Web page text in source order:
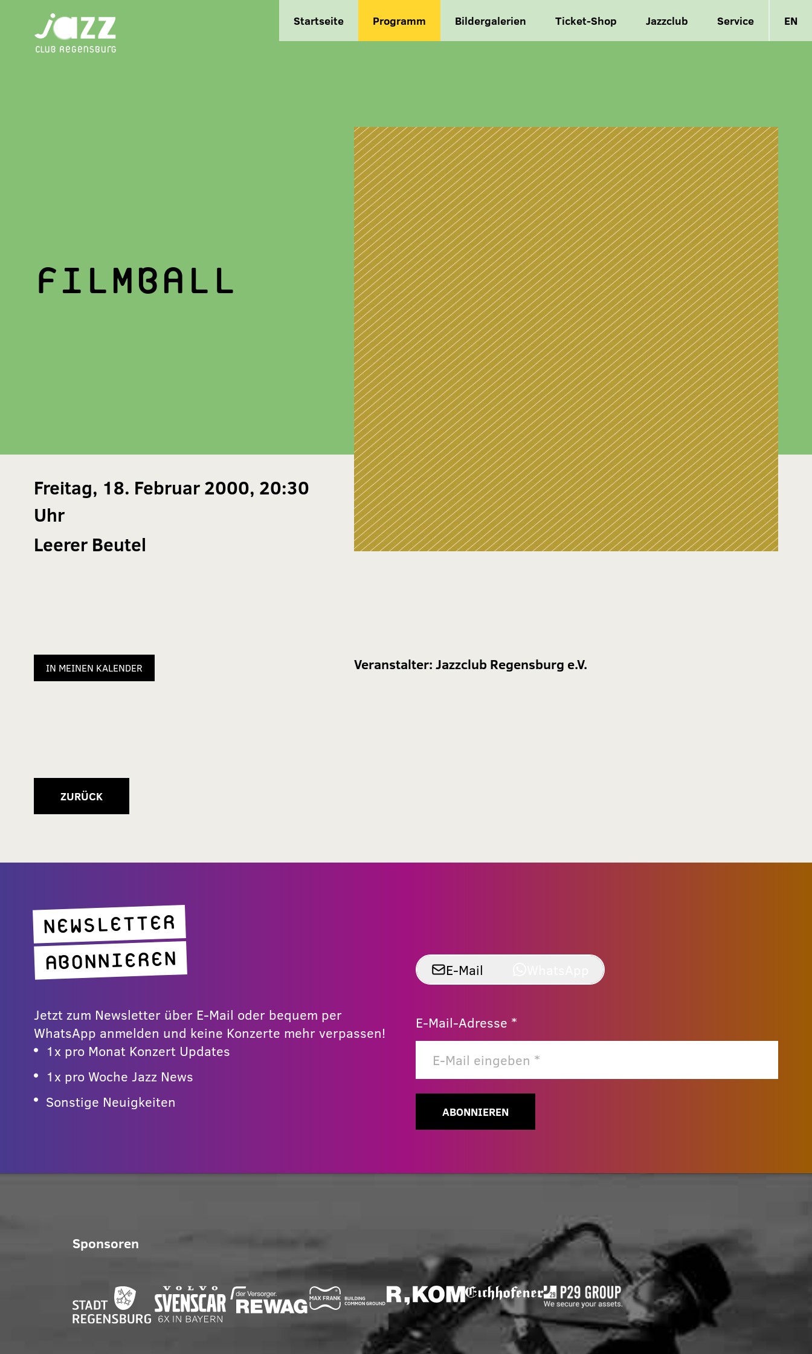
Startseite Programm Bildergalerien Ticket-Shop Jazzclub Service EN
FILMBALL
Freitag, 18. Februar 2000, 20:30
Uhr
Leerer Beutel
IN MEINEN KALENDER Veranstalter: Jazzclub Regensburg e.V.
ZURÜCK
NEWSLETTER
ABONNIEREN
Jetzt zum Newsletter über E-Mail oder bequem per
WhatsApp anmelden und keine Konzerte mehr verpassen!
1x pro Monat Konzert Updates
1x pro Woche Jazz News
Sonstige Neuigkeiten
E-Mail
E-Mail-Adresse *
ABONNIEREN
Sponsoren